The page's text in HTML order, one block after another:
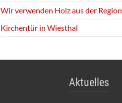
Wir verwenden Holz aus der Region
Kirchentür in Wiesthal
Aktuelles